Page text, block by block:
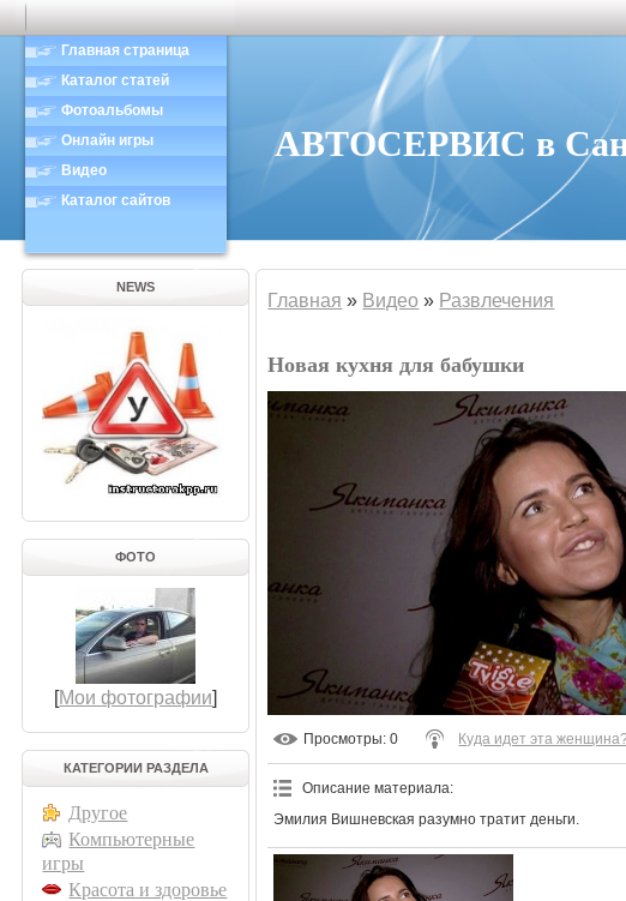
Главная страница
Каталог статей
Фотоальбомы
Онлайн игры
Видео
Каталог сайтов
АВТОСЕРВИС в
NEWS
ФОТО
[Мои фотографии]
КАТЕГОРИИ РАЗДЕЛА
Другое
Компьютерные
игры
Красота и здоровье
Главная » Видео » Развлечения
Новая кухня для бабушки
Просмотры: 0 Куда идет эта женщина?
Описание материала:
Эмилия Вишневская разумно тратит деньги.